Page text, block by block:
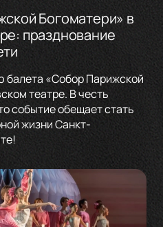
Богоматери» в
празднование
балета «Собор Парижской
театре. В честь
событие обещает стать
жизни Санкт-